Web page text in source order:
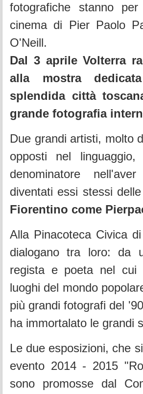
fotografiche stanno
cinema di Pier Paolo
O'Neill.
Dal 3 aprile Volterra
alla mostra
splendida città
grande fotografia
Due grandi artisti, molto
opposti nel
denominatore
diventati essi stessi
Fiorentino come
Alla Pinacoteca Civica
dialogano tra loro: da
regista e poeta nel cui
luoghi del mondo
più grandi fotografi del
ha immortalato le grandi
Le due esposizioni, che
evento 2014 - 2015
sono promosse dal